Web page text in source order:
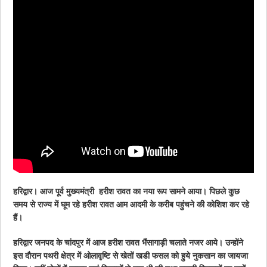
हरिद्वार। आज पूर्व मुख्यमंत्री हरीश रावत का नया रूप सामने आया। पिछले कुछ
समय से राज्य में घूम रहे हरीश रावत आम आदमी के करीब पहुंचने की कोशिश कर रहे
हैं।
हरिद्वार जनपद के चांदपुर में आज हरीश रावत भैंसागाड़ी चलाते नजर आये। उन्होंने
इस दौरान पथरी क्षेत्र में ओलावृष्टि से खेतों खडी फसल को हुये नुकसान का जायजा